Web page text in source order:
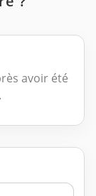
avoir été